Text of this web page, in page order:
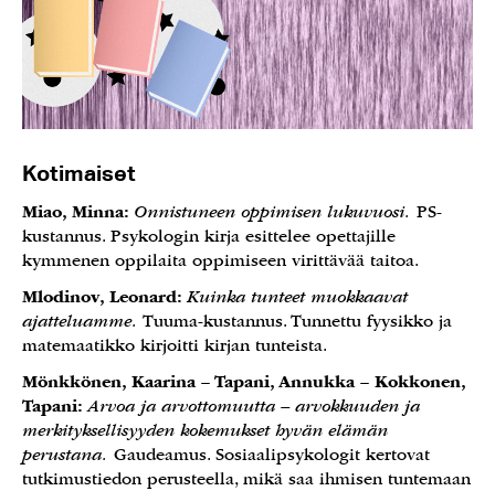
Kotimaiset
Miao, Minna: Onnistuneen oppimisen lukuvuosi. PS-
kustannus. Psykologin kirja esittelee opettajille
kymmenen oppilaita oppimiseen virittävää taitoa.
Mlodinov, Leonard:Kuinka tunteet muokkaavat
ajatteluamme. Tuuma-kustannus. Tunnettu fyysikko ja
matemaatikko kirjoitti kirjan tunteista.
Mönkkönen, Kaarina – Tapani, Annukka – Kokkonen,
Tapani:Arvoa ja arvottomuutta – arvokkuuden ja
merkityksellisyyden kokemukset hyvän elämän
perustana. Gaudeamus. Sosiaalipsykologit kertovat
tutkimustiedon perusteella, mikä saa ihmisen tuntemaan